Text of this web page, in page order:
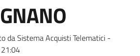
da Sistema Acquisti Telematici -